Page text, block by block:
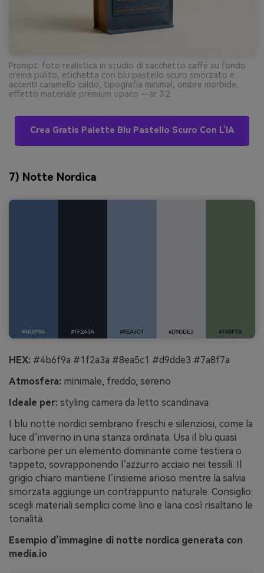
Prompt: foto realistica in studio di sacchetto caffè su fondo
crema pulito, etichetta con blu pastello scuro smorzato e
accenti caramello caldo, tipografia minimal, ombre morbide,
effetto materiale premium opaco --ar 3:2
Crea Gratis Palette Blu Pastello Scuro Con L’IA
7) Notte Nordica
HEX: #4b6f9a #1f2a3a #8ea5c1 #d9dde3 #7a8f7a
Atmosfera: minimale, freddo, sereno
Ideale per: styling camera da letto scandinava
I blu notte nordici sembrano freschi e silenziosi, come la
luce d’inverno in una stanza ordinata. Usa il blu quasi
carbone per un elemento dominante come testiera o
tappeto, sovrapponendo l’azzurro acciaio nei tessili. Il
grigio chiaro mantiene l’insieme arioso mentre la salvia
smorzata aggiunge un contrappunto naturale. Consiglio:
scegli materiali semplici come lino e lana così risaltano le
tonalità.
Esempio d’immagine di notte nordica generata con
media.io